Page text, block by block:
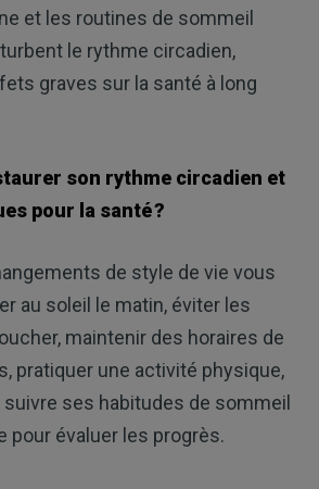
et les routines de sommeil
le rythme circadien,
graves sur la santé à long
son rythme circadien et
pour la santé ?
de style de vie vous
au soleil le matin, éviter les
maintenir des horaires de
pratiquer une activité physique,
ses habitudes de sommeil
pour évaluer les progrès.